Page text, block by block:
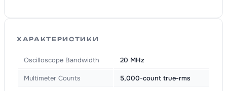
ХАРАКТЕРИСТИКИ
Oscilloscope Bandwidth 20 MHz
Multimeter Counts 5,000-count true-rms